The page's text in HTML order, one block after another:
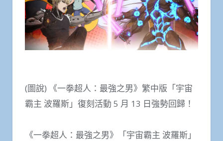
(圖說) 《一拳超人：最強之男》繁中版「宇宙
霸主 波羅斯」復刻活動 5 月 13 日強勢回歸！
《一拳超人：最強之男》「宇宙霸主 波羅斯」